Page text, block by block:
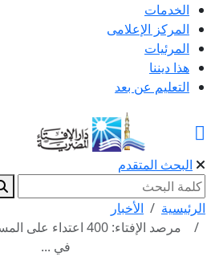
الخدمات
المركز الإعلامى
المرئيات
هذا ديننا
التعليم عن بعد
البحث المتقدم
الرئيسية
الأخبار
مرصد الإفتاء: 400
في ...